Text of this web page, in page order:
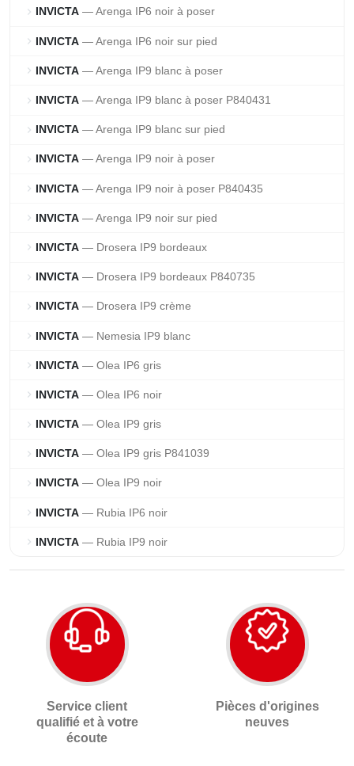
chevron_right INVICTA — Arenga IP6 noir à poser
chevron_right INVICTA — Arenga IP6 noir sur pied
chevron_right INVICTA — Arenga IP9 blanc à poser
chevron_right INVICTA — Arenga IP9 blanc à poser P840431
chevron_right INVICTA — Arenga IP9 blanc sur pied
chevron_right INVICTA — Arenga IP9 noir à poser
chevron_right INVICTA — Arenga IP9 noir à poser P840435
chevron_right INVICTA — Arenga IP9 noir sur pied
chevron_right INVICTA — Drosera IP9 bordeaux
chevron_right INVICTA — Drosera IP9 bordeaux P840735
chevron_right INVICTA — Drosera IP9 crème
chevron_right INVICTA — Nemesia IP9 blanc
chevron_right INVICTA — Olea IP6 gris
chevron_right INVICTA — Olea IP6 noir
chevron_right INVICTA — Olea IP9 gris
chevron_right INVICTA — Olea IP9 gris P841039
chevron_right INVICTA — Olea IP9 noir
chevron_right INVICTA — Rubia IP6 noir
chevron_right INVICTA — Rubia IP9 noir
Service client
qualifié et à votre
écoute
Pièces d'origines
neuves